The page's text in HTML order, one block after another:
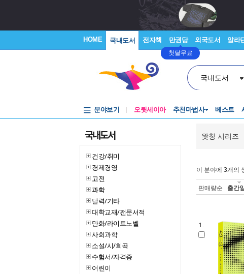
HOME 국내도서 전자책 만권당
첫달무료
외국도서 알라
국내도서
분야보기 오뒷세이아 추천마법사 베스트
국내도서
건강/취미
경제경영
고전
과학
달력/기타
대학교재/전문서적
만화/라이트노벨
사회과학
소설/시/희곡
수험서/자격증
어린이
왓칭 시리즈
이 분야에 3개의
판매량순 출간
1.